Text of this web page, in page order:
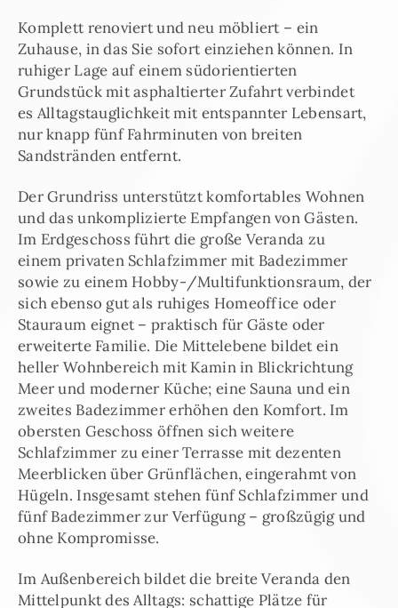
Komplett renoviert und neu möbliert – ein
Zuhause, in das Sie sofort einziehen können. In
ruhiger Lage auf einem südorientierten
Grundstück mit asphaltierter Zufahrt verbindet
es Alltagstauglichkeit mit entspannter Lebensart,
nur knapp fünf Fahrminuten von breiten
Sandstränden entfernt.
Der Grundriss unterstützt komfortables Wohnen
und das unkomplizierte Empfangen von Gästen.
Im Erdgeschoss führt die große Veranda zu
einem privaten Schlafzimmer mit Badezimmer
sowie zu einem Hobby-/Multifunktionsraum, der
sich ebenso gut als ruhiges Homeoffice oder
Stauraum eignet – praktisch für Gäste oder
erweiterte Familie. Die Mittel­ebene bildet ein
heller Wohnbereich mit Kamin in Blickrichtung
Meer und moderner Küche; eine Sauna und ein
zweites Badezimmer erhöhen den Komfort. Im
obersten Geschoss öffnen sich weitere
Schlafzimmer zu einer Terrasse mit dezenten
Meerblicken über Grünflächen, eingerahmt von
Hügeln. Insgesamt stehen fünf Schlafzimmer und
fünf Badezimmer zur Verfügung – großzügig und
ohne Kompromisse.
Im Außenbereich bildet die breite Veranda den
Mittelpunkt des Alltags: schattige Plätze für